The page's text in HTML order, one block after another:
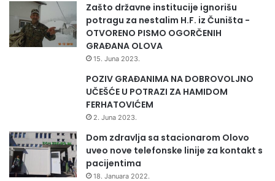
Zašto državne institucije ignorišu
potragu za nestalim H.F. iz Čuništa -
OTVORENO PISMO OGORČENIH
GRAĐANA OLOVA
15. Juna 2023.
POZIV GRAĐANIMA NA DOBROVOLJNO
UČEŠĆE U POTRAZI ZA HAMIDOM
FERHATOVIĆEM
2. Juna 2023.
Dom zdravlja sa stacionarom Olovo
uveo nove telefonske linije za kontakt s
pacijentima
18. Januara 2022.